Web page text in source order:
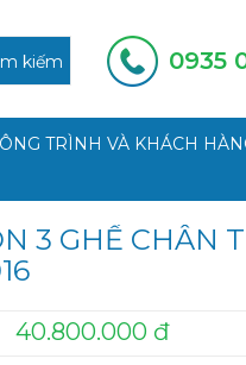
kiếm 0935
TRÌNH VÀ KHÁCH
3 GHẾ CHÂN
40.800.000 đ